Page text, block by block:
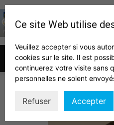
Rosenwald
Ce site Web utilise
Veuillez accepter si vous
cookies sur le site. Il est
continuerez votre visite sans
personnelles ne soient
Refuser Accepter